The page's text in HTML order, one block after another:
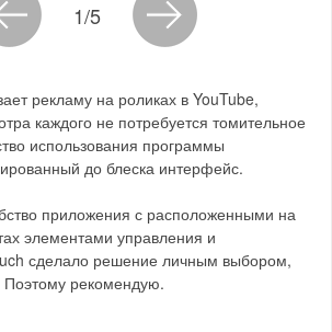
1/5
рекламу на роликах в YouTube,
каждого не потребуется томительное
использования программы
до блеска интерфейс.
приложения с расположенными на
элементами управления и
сделало решение личным выбором,
рекомендую.